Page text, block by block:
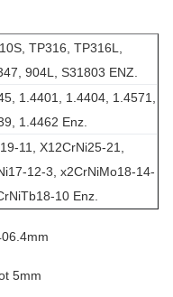
- 0
+/10,0%
+1“ (25,4)
- 0
TP316, TP316L,
904L, S31803 ENZ.
1.4401, 1.4404, 1.4571,
1.4462 Enz.
11, X12CrNi25-21,
12-3, x2CrNiMo18-14-
10 Enz.
5mm